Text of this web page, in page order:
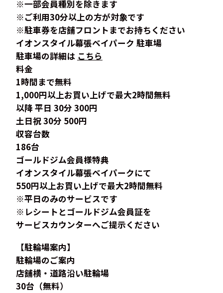
※一部会員種別を除きます
※ご利用30分以上の方が対象です
※駐車券を店舗フロントまでお持ちください
イオンスタイル幕張ベイパーク 駐車場
駐車場の詳細は こちら
料金
1時間まで無料
1,000円以上お買い上げで最大2時間無料
以降 平日 30分 300円
土日祝 30分 500円
収容台数
186台
ゴールドジム会員様特典
イオンスタイル幕張ベイパークにて
550円以上お買い上げで最大2時間無料
※平日のみのサービスです
※レシートとゴールドジム会員証を
サービスカウンターへご提示ください
【駐輪場案内】
駐輪場のご案内
店舗横・道路沿い駐輪場
30台（無料）